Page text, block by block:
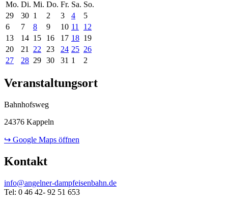
Mo. Di. Mi. Do. Fr. Sa. So.
29
30 1 2 3 4
5
6
7 8 9 10 11
12
13
14 15 16 17 18 19
20
21 22 23 24 25 26
27
28 29 30 31 1 2
Veranstaltungsort
Bahnhofsweg
24376 Kappeln
↪ Google Maps öffnen
Kontakt
info@angelner-dampfeisenbahn.de
Tel: 0 46 42- 92 51 653